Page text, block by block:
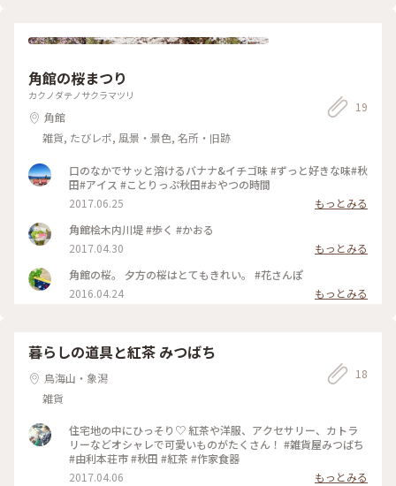
からの手厚い庇護があり下級武士の手内職でした。妥協を許さ
れていましたので、#角館樺細工伝承館 で購入。 高さ 10.5㎝
直径 6.5㎝ 小振りでシンプルな茶筒 樺細工の茶杓は、桜🌸の木
象嵌（もくぞうがん）があるものを選びました。 自分へのお
土産にするには、いいお値段だったような気がします。 日本茶
🍵大好き🍀😌🍀な私だから欲しかったものですね。 あれから
11年……毎日使い続けて、一部分剥がれそうな箇所もあるので
良かった(*^ー^)ノ♪ 角館のまちを、またいつかゆっくり訪ね
たいのですが、行きたい場所がたくさんあってね〰️😅 #秋田 #
角館 #樺細工 #茶筒 #旅のおみやげ #自分へのおみやげ
角館の桜まつり
カクノダテノサクラマツリ
角館
雑貨, たびレポ, 風景・景色, 名所・旧跡
19
口のなかでサッと溶けるバナナ&イチゴ味 #ずっと好きな味#秋
田#アイス #ことりっぷ秋田#おやつの時間
2017.06.25
もっとみる
角館桧木内川堤 #歩く #かおる
2017.04.30
もっとみる
角館の桜。 夕方の桜はとてもきれい。 #花さんぽ
2016.04.24
もっとみる
暮らしの道具と紅茶 みつばち
鳥海山・象潟
雑貨
18
住宅地の中にひっそり♡ 紅茶や洋服、アクセサリー、カトラ
リーなどオシャレで可愛いものがたくさん！ #雑貨屋みつばち
#由利本荘市 #秋田 #紅茶 #作家食器
2017.04.06
もっとみる